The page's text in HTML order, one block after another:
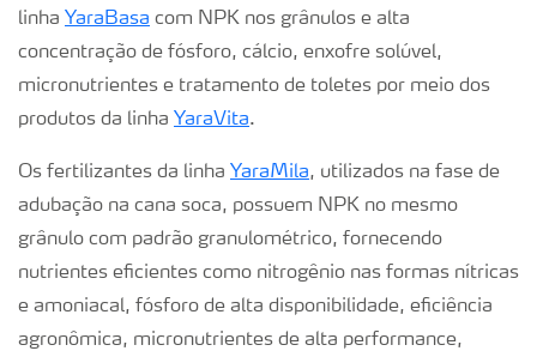
linha YaraBasa com NPK nos grânulos e alta
concentração de fósforo, cálcio, enxofre solúvel,
micronutrientes e tratamento de toletes por meio dos
produtos da linha YaraVita.
Os fertilizantes da linha YaraMila, utilizados na fase de
adubação na cana soca, possuem NPK no mesmo
grânulo com padrão granulométrico, fornecendo
nutrientes eficientes como nitrogênio nas formas nítricas
e amoniacal, fósforo de alta disponibilidade, eficiência
agronômica, micronutrientes de alta performance,